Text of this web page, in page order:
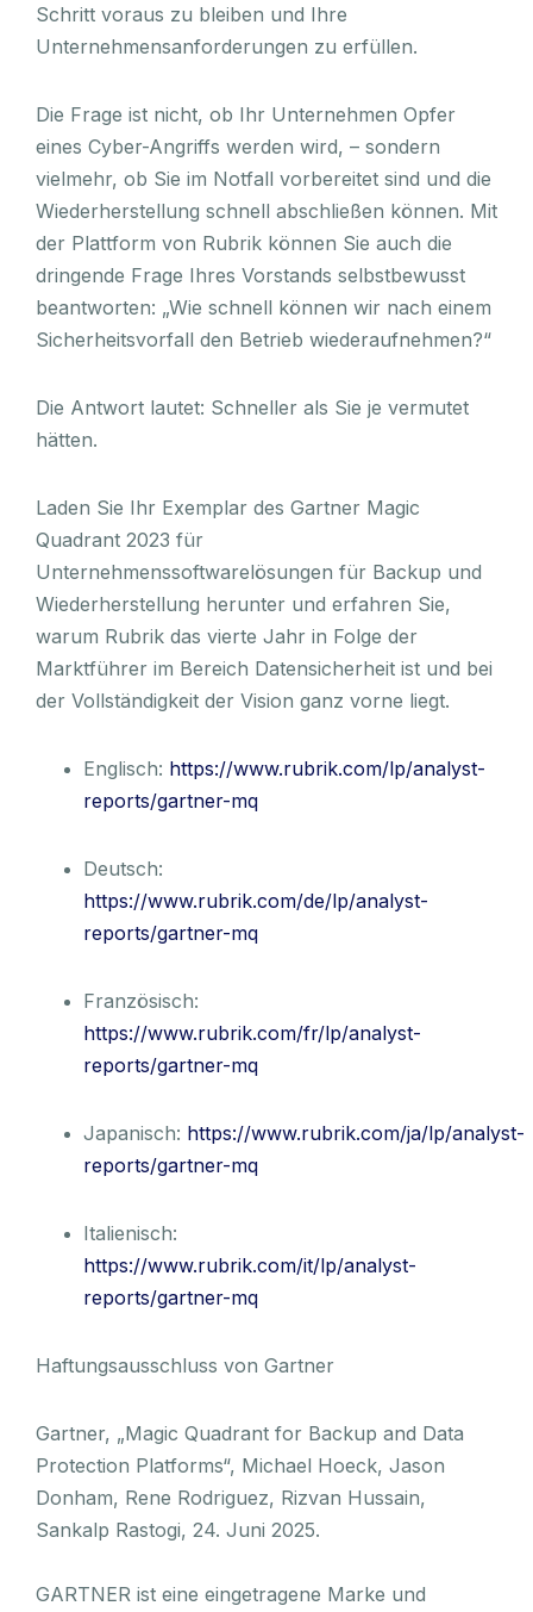
Schritt voraus zu bleiben und Ihre
Unternehmensanforderungen zu erfüllen.
Die Frage ist nicht, ob Ihr Unternehmen Opfer
eines Cyber-Angriffs werden wird, – sondern
vielmehr, ob Sie im Notfall vorbereitet sind und die
Wiederherstellung schnell abschließen können. Mit
der Plattform von Rubrik können Sie auch die
dringende Frage Ihres Vorstands selbstbewusst
beantworten: „Wie schnell können wir nach einem
Sicherheitsvorfall den Betrieb wiederaufnehmen?“
Die Antwort lautet: Schneller als Sie je vermutet
hätten.
Laden Sie Ihr Exemplar des Gartner Magic
Quadrant 2023 für
Unternehmenssoftwarelösungen für Backup und
Wiederherstellung herunter und erfahren Sie,
warum Rubrik das vierte Jahr in Folge der
Marktführer im Bereich Datensicherheit ist und bei
der Vollständigkeit der Vision ganz vorne liegt.
Englisch: https://www.rubrik.com/lp/analyst-
reports/gartner-mq
Deutsch:
https://www.rubrik.com/de/lp/analyst-
reports/gartner-mq
Französisch:
https://www.rubrik.com/fr/lp/analyst-
reports/gartner-mq
Japanisch: https://www.rubrik.com/ja/lp/analyst-
reports/gartner-mq
Italienisch:
https://www.rubrik.com/it/lp/analyst-
reports/gartner-mq
Haftungsausschluss von Gartner
Gartner, „Magic Quadrant for Backup and Data
Protection Platforms“, Michael Hoeck, Jason
Donham, Rene Rodriguez, Rizvan Hussain,
Sankalp Rastogi, 24. Juni 2025.
GARTNER ist eine eingetragene Marke und